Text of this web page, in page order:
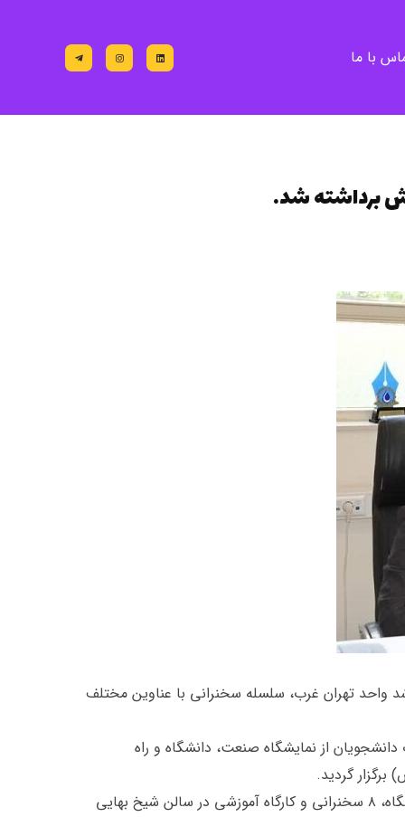
با ما
برداشته شد.
واحد تهران غرب، سلسله سخنرانی با عناوین مختلف
از ‌نمایشگاه صنعت، دانشگاه و راه
گردید.
دکتر شکوری با اشاره به حضور ۵۰ شرکت، صنعتگر و استارت آپ در نمایشگاه صدرا افزود: در حاشیه دومین روز برگزاری این نمایشگاه، ۸ سخنرانی و کارگاه آموزشی در سالن شیخ بهایی